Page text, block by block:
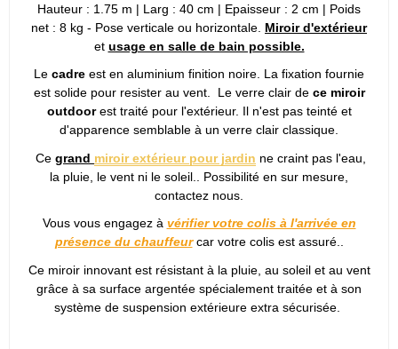
Hauteur : 1.75 m | Larg : 40 cm | Epaisseur : 2 cm | Poids
net : 8 kg - Pose verticale ou horizontale. Miroir d'extérieur
et usage en salle de bain possible.
Le cadre est en aluminium finition noire. La fixation fournie
est solide pour resister au vent. Le verre clair de ce miroir
outdoorest traité pour l'extérieur. Il n'est pas teinté et
d'apparence semblable à un verre clair classique.
Ce grand miroir extérieur pour jardin ne craint pas l'eau,
la pluie, le vent ni le soleil.. Possibilité en sur mesure,
contactez nous.
Vous vous engagez à vérifier votre colis à l'arrivée en
présence du chauffeurcar votre colis est assuré..
Ce miroir innovant est résistant à la pluie, au soleil et au vent
grâce à sa surface argentée spécialement traitée et à son
système de suspension extérieure extra sécurisée.